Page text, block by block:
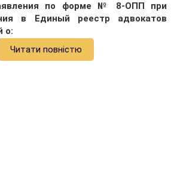
по форме № 8-ОПП при
в Единый реестр адвокатов
о:
Читати повністю